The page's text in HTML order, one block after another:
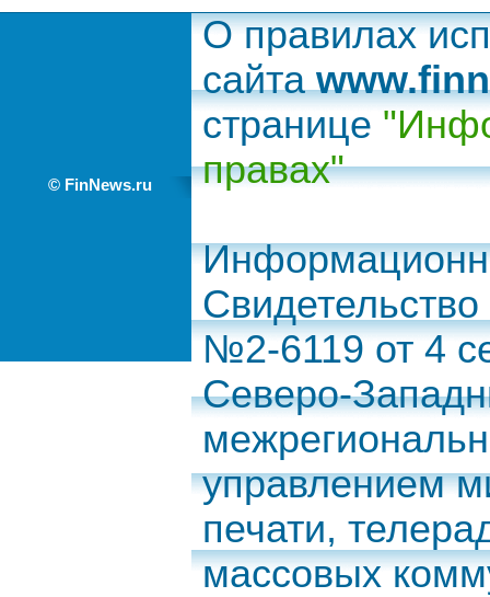
© FinNews.ru
О правилах
сайта
странице
правах"
№2-6119 от 4
Северо-
управлением
печати,
массовых